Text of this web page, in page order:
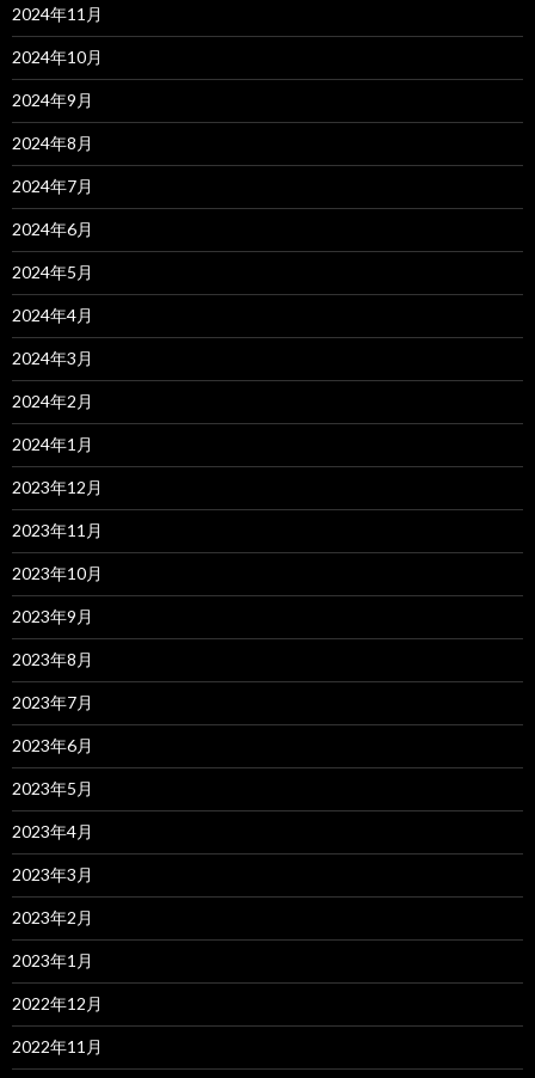
2024年11月
2024年10月
2024年9月
2024年8月
2024年7月
2024年6月
2024年5月
2024年4月
2024年3月
2024年2月
2024年1月
2023年12月
2023年11月
2023年10月
2023年9月
2023年8月
2023年7月
2023年6月
2023年5月
2023年4月
2023年3月
2023年2月
2023年1月
2022年12月
2022年11月